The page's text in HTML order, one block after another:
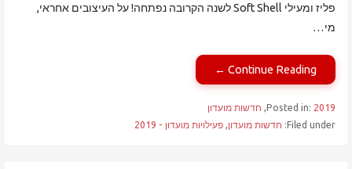
פליז ומעילי Soft Shell לשנה הקרובה נפתחה! על העיצובים אחראי,
מי…
Continue Reading ←
Posted in: 2019
, חדשות מועדון
Filed under: חדשות מועדון, פעילויות מועדון - 2019